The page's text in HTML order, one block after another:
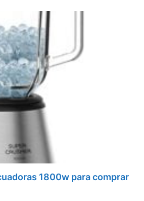
1800w para comprar